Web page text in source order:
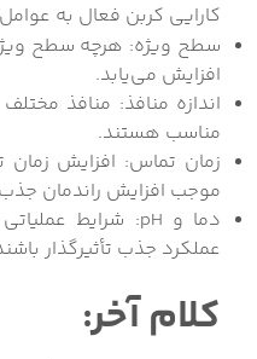
کارایی کربن فعال به
سطح ویژه: هرچه سطح
افزایش می‌یابد.
اندازه منافذ: منافذ
مناسب هستند.
زمان تماس: افزایش
موجب افزایش راندمان
عملکرد جذب تأثیرگذار
کلام آخر: